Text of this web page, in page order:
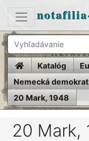
HomeKatalóg
Nemecká
20 Mark, 1948
20 Mark,